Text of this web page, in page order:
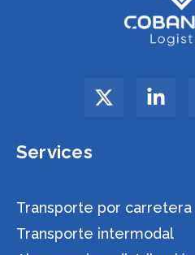
Services
Transporte por carretera
Transporte intermodal